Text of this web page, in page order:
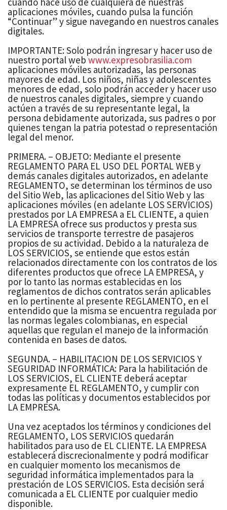
aplicaciones móviles, cuando pulsa la función
“Continuar” y sigue navegando en nuestros canales
digitales.
IMPORTANTE: Solo podrán ingresar y hacer uso de
nuestro portal webwww.expresobrasilia.com
aplicaciones móviles autorizadas, las personas
mayores de edad. Los niños, niñas y adolescentes
menores de edad, solo podrán acceder y hacer uso
de nuestros canales digitales, siempre y cuando
actúen a través de su representante legal, la
persona debidamente autorizada, sus padres o por
quienes tengan la patria potestad o representación
legal del menor.
PRIMERA. – OBJETO: Mediante el presente
REGLAMENTO PARA EL USO DEL PORTAL WEB y
demás canales digitales autorizados, en adelante
REGLAMENTO, se determinan los términos de uso
del Sitio Web, las aplicaciones del Sitio Web y las
aplicaciones móviles (en adelante LOS SERVICIOS)
prestados por LA EMPRESA a EL CLIENTE, a quien
LA EMPRESA ofrece sus productos y presta sus
servicios de transporte terrestre de pasajeros
propios de su actividad. Debido a la naturaleza de
LOS SERVICIOS, se entiende que estos están
relacionados directamente con los contratos de los
diferentes productos que ofrece LA EMPRESA, y
por lo tanto las normas establecidas en los
reglamentos de dichos contratos serán aplicables
en lo pertinente al presente REGLAMENTO, en el
entendido que la misma se encuentra regulada por
las normas legales colombianas, en especial
aquellas que regulan el manejo de la información
contenida en bases de datos.
SEGUNDA. – HABILITACION DE LOS SERVICIOS Y
SEGURIDAD INFORMÁTICA: Para la habilitación de
LOS SERVICIOS, EL CLIENTE deberá aceptar
expresamente EL REGLAMENTO, y cumplir con
todas las políticas y documentos establecidos por
LA EMPRESA.
Una vez aceptados los términos y condiciones del
REGLAMENTO, LOS SERVICIOS quedarán
habilitados para uso de EL CLIENTE. LA EMPRESA
establecerá discrecionalmente y podrá modificar
en cualquier momento los mecanismos de
seguridad informática implementados para la
prestación de LOS SERVICIOS. Esta decisión será
comunicada a EL CLIENTE por cualquier medio
disponible.